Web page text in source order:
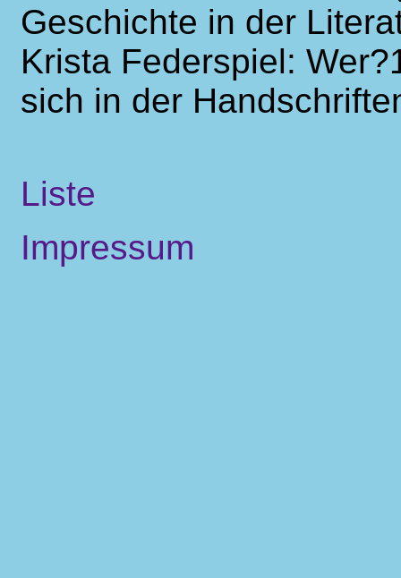
Geschichte in der
Krista Federspiel:
sich in der
Liste
Impressum